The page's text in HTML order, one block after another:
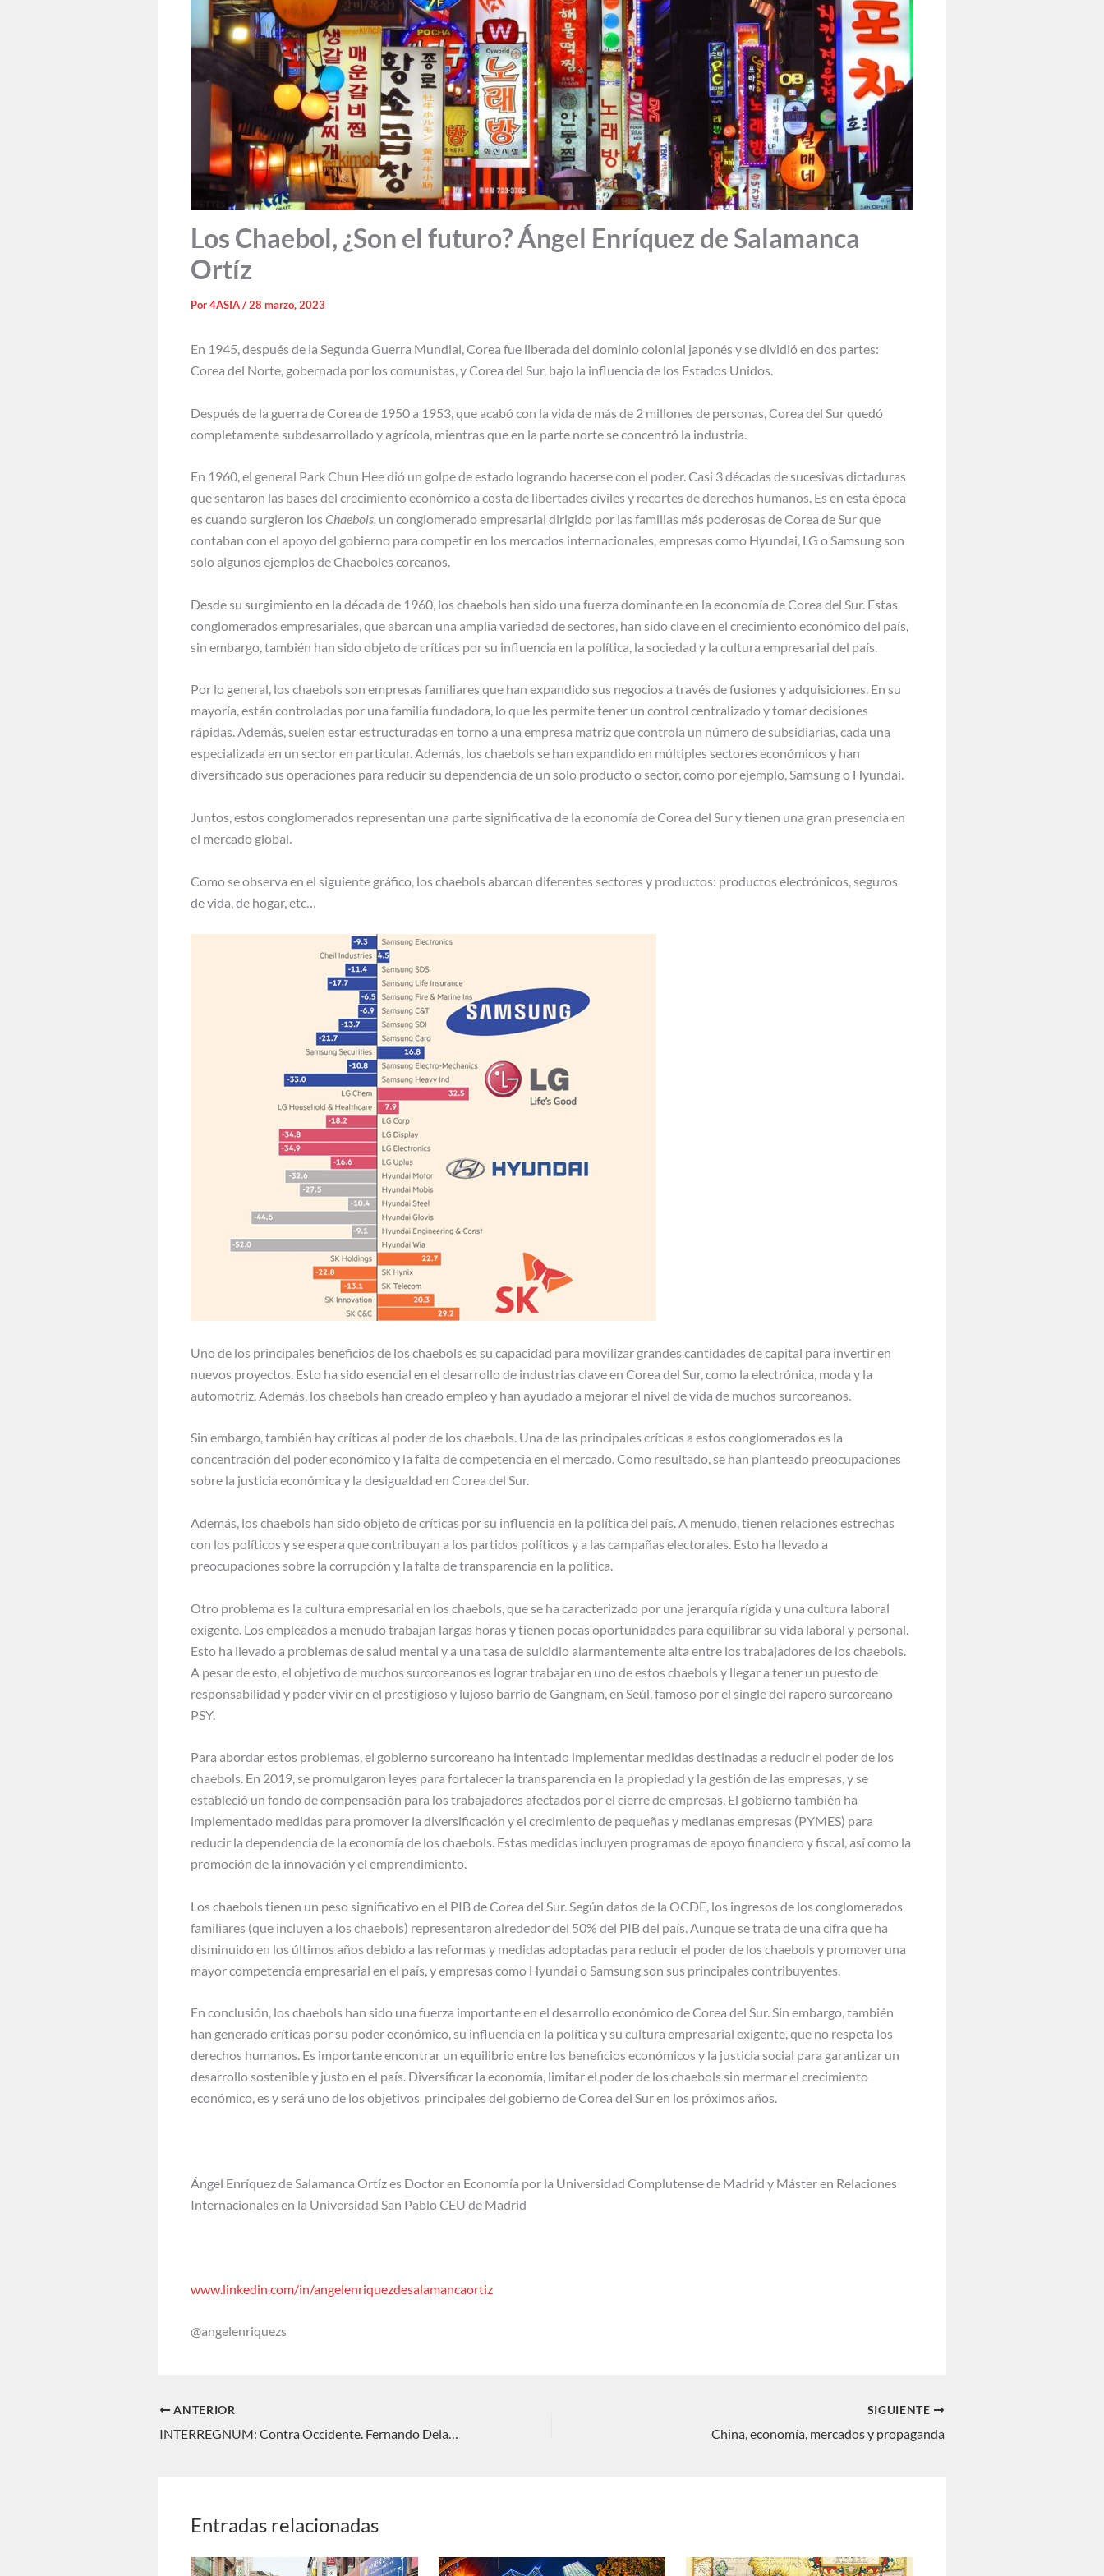
Los Chaebol, ¿Son el futuro? Ángel Enríquez de Salamanca
Ortíz
Por4ASIA/28 marzo, 2023
En 1945, después de la Segunda Guerra Mundial, Corea fue liberada del dominio colonial japonés y se dividió en dos partes:
Corea del Norte, gobernada por los comunistas, y Corea del Sur, bajo la influencia de los Estados Unidos.
Después de la guerra de Corea de 1950 a 1953, que acabó con la vida de más de 2 millones de personas, Corea del Sur quedó
completamente subdesarrollado y agrícola, mientras que en la parte norte se concentró la industria.
En 1960, el general Park Chun Hee dió un golpe de estado logrando hacerse con el poder. Casi 3 décadas de sucesivas dictaduras
que sentaron las bases del crecimiento económico a costa de libertades civiles y recortes de derechos humanos. Es en esta época
es cuando surgieron los Chaebols, un conglomerado empresarial dirigido por las familias más poderosas de Corea de Sur que
contaban con el apoyo del gobierno para competir en los mercados internacionales, empresas como Hyundai, LG o Samsung son
solo algunos ejemplos de Chaeboles coreanos.
Desde su surgimiento en la década de 1960, los chaebols han sido una fuerza dominante en la economía de Corea del Sur. Estas
conglomerados empresariales, que abarcan una amplia variedad de sectores, han sido clave en el crecimiento económico del país,
sin embargo, también han sido objeto de críticas por su influencia en la política, la sociedad y la cultura empresarial del país.
Por lo general, los chaebols son empresas familiares que han expandido sus negocios a través de fusiones y adquisiciones. En su
mayoría, están controladas por una familia fundadora, lo que les permite tener un control centralizado y tomar decisiones
rápidas. Además, suelen estar estructuradas en torno a una empresa matriz que controla un número de subsidiarias, cada una
especializada en un sector en particular. Además, los chaebols se han expandido en múltiples sectores económicos y han
diversificado sus operaciones para reducir su dependencia de un solo producto o sector, como por ejemplo, Samsung o Hyundai.
Juntos, estos conglomerados representan una parte significativa de la economía de Corea del Sur y tienen una gran presencia en
el mercado global.
Como se observa en el siguiente gráfico, los chaebols abarcan diferentes sectores y productos: productos electrónicos, seguros
de vida, de hogar, etc…
Uno de los principales beneficios de los chaebols es su capacidad para movilizar grandes cantidades de capital para invertir en
nuevos proyectos. Esto ha sido esencial en el desarrollo de industrias clave en Corea del Sur, como la electrónica, moda y la
automotriz. Además, los chaebols han creado empleo y han ayudado a mejorar el nivel de vida de muchos surcoreanos.
Sin embargo, también hay críticas al poder de los chaebols. Una de las principales críticas a estos conglomerados es la
concentración del poder económico y la falta de competencia en el mercado. Como resultado, se han planteado preocupaciones
sobre la justicia económica y la desigualdad en Corea del Sur.
Además, los chaebols han sido objeto de críticas por su influencia en la política del país. A menudo, tienen relaciones estrechas
con los políticos y se espera que contribuyan a los partidos políticos y a las campañas electorales. Esto ha llevado a
preocupaciones sobre la corrupción y la falta de transparencia en la política.
Otro problema es la cultura empresarial en los chaebols, que se ha caracterizado por una jerarquía rígida y una cultura laboral
exigente. Los empleados a menudo trabajan largas horas y tienen pocas oportunidades para equilibrar su vida laboral y personal.
Esto ha llevado a problemas de salud mental y a una tasa de suicidio alarmantemente alta entre los trabajadores de los chaebols.
A pesar de esto, el objetivo de muchos surcoreanos es lograr trabajar en uno de estos chaebols y llegar a tener un puesto de
responsabilidad y poder vivir en el prestigioso y lujoso barrio de Gangnam, en Seúl, famoso por el single del rapero surcoreano
PSY.
Para abordar estos problemas, el gobierno surcoreano ha intentado implementar medidas destinadas a reducir el poder de los
chaebols. En 2019, se promulgaron leyes para fortalecer la transparencia en la propiedad y la gestión de las empresas, y se
estableció un fondo de compensación para los trabajadores afectados por el cierre de empresas. El gobierno también ha
implementado medidas para promover la diversificación y el crecimiento de pequeñas y medianas empresas (PYMES) para
reducir la dependencia de la economía de los chaebols. Estas medidas incluyen programas de apoyo financiero y fiscal, así como la
promoción de la innovación y el emprendimiento.
Los chaebols tienen un peso significativo en el PIB de Corea del Sur. Según datos de la OCDE, los ingresos de los conglomerados
familiares (que incluyen a los chaebols) representaron alrededor del 50% del PIB del país. Aunque se trata de una cifra que ha
disminuido en los últimos años debido a las reformas y medidas adoptadas para reducir el poder de los chaebols y promover una
mayor competencia empresarial en el país, y empresas como Hyundai o Samsung son sus principales contribuyentes.
En conclusión, los chaebols han sido una fuerza importante en el desarrollo económico de Corea del Sur. Sin embargo, también
han generado críticas por su poder económico, su influencia en la política y su cultura empresarial exigente, que no respeta los
derechos humanos. Es importante encontrar un equilibrio entre los beneficios económicos y la justicia social para garantizar un
desarrollo sostenible y justo en el país. Diversificar la economía, limitar el poder de los chaebols sin mermar el crecimiento
económico, es y será uno de los objetivos principales del gobierno de Corea del Sur en los próximos años.
Ángel Enríquez de Salamanca Ortíz es Doctor en Economía por la Universidad Complutense de Madrid y Máster en Relaciones
Internacionales en la Universidad San Pablo CEU de Madrid
www.linkedin.com/in/angelenriquezdesalamancaortiz
@angelenriquezs
ANTERIOR
INTERREGNUM: Contra Occidente. Fernando Delage
SIGUIENTE
China, economía, mercados y propaganda
Entradas relacionadas